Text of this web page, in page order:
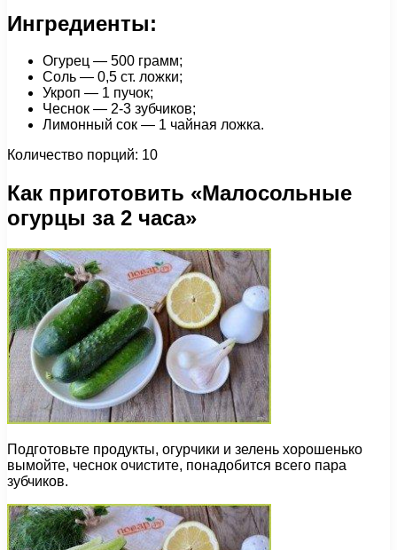
Ингредиенты:
Огурец — 500 грамм;
Соль — 0,5 ст. ложки;
Укроп — 1 пучок;
Чеснок — 2-3 зубчиков;
Лимонный сок — 1 чайная ложка.
Количество порций: 10
Как приготовить «Малосольные
огурцы за 2 часа»
Подготовьте продукты, огурчики и зелень хорошенько
вымойте, чеснок очистите, понадобится всего пара
зубчиков.